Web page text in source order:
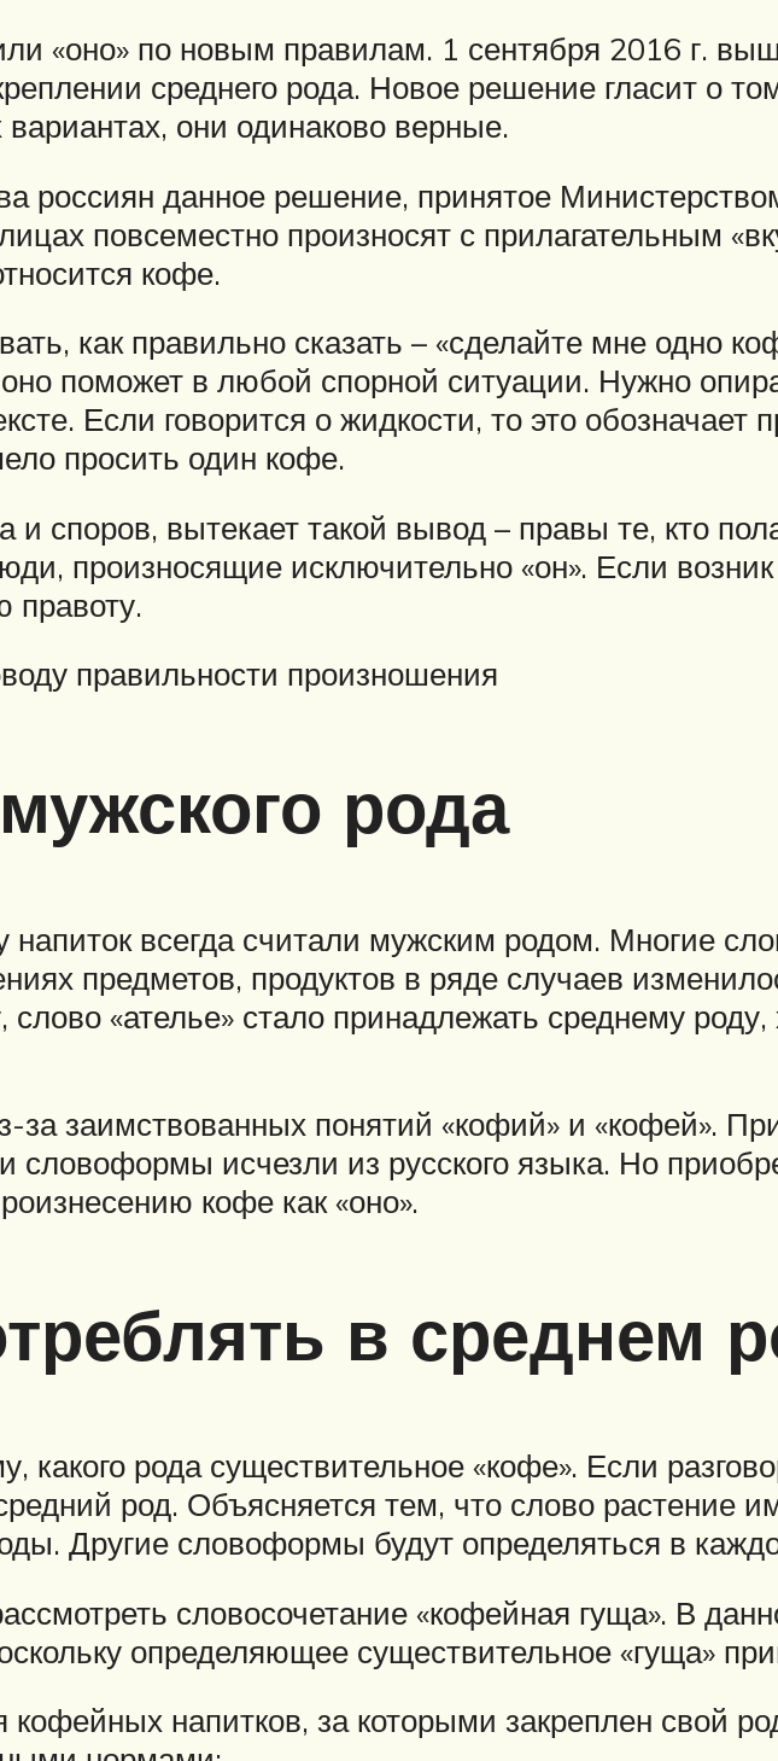
«оно» по новым правилам. 1 сентября 2016 г.
среднего рода. Новое решение гласит о
они одинаково верные.
россиян данное решение, принятое
повсеместно произносят с прилагательным
кофе.
как правильно сказать – «сделайте мне одно
поможет в любой спорной ситуации. Нужно
Если говорится о жидкости, то это обозначает
просить один кофе.
споров, вытекает такой вывод – правы те, кто
произносящие исключительно «он». Если возник
правоту.
правильности произношения
рода
всегда считали мужским родом. Многие
предметов, продуктов в ряде случаев
«ателье» стало принадлежать среднему роду,
за заимствованных понятий «кофий» и «кофей».
словоформы исчезли из русского языка. Но
кофе как «оно».
в среднем
какого рода существительное «кофе». Если
род. Объясняется тем, что слово растение
Другие словоформы будут определяться в
словосочетание «кофейная гуща». В
определяющее существительное «гуща»
напитков, за которыми закреплен свой